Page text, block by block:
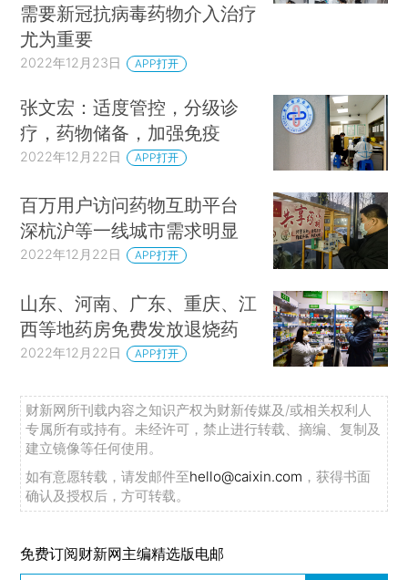
需要新冠抗病毒药物介入治疗
尤为重要
2022年12月23日 APP打开
张文宏：适度管控，分级诊
疗，药物储备，加强免疫
2022年12月22日 APP打开
百万用户访问药物互助平台
深杭沪等一线城市需求明显
2022年12月22日 APP打开
山东、河南、广东、重庆、江
西等地药房免费发放退烧药
2022年12月22日 APP打开
财新网所刊载内容之知识产权为财新传媒及/或相关权利人
专属所有或持有。未经许可，禁止进行转载、摘编、复制及
建立镜像等任何使用。
如有意愿转载，请发邮件至hello@caixin.com ，获得书面
确认及授权后，方可转载。
免费订阅财新网主编精选版电邮